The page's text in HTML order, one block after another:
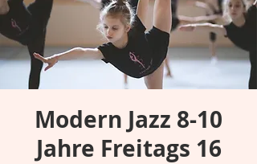
Modern Jazz 8-10
Jahre Freitags 16